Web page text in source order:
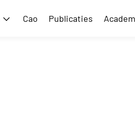
Toon submenu voor Onze missie
Cao Publicaties